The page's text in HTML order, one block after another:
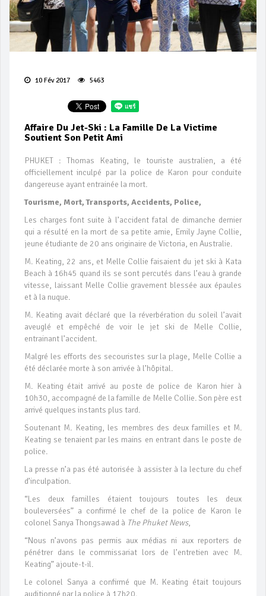
10 Fév 2017 5463
Affaire Du Jet-Ski : La Famille De La Victime
Soutient Son Petit Ami
PHUKET : Thomas Keating, le touriste australien, a été
officiellement inculpé par la police de Karon pour conduite
dangereuse ayant entrainée la mort.
Tourisme, Mort, Transports, Accidents, Police,
Les charges font suite à l’accident fatal de dimanche dernier
qui a résulté en la mort de sa petite amie, Emily Jayne Collie,
jeune étudiante de 20 ans originaire de Victoria, en Australie.
M. Keating, 22 ans, et Melle Collie faisaient du jet ski à Kata
Beach à 16h45 quand ils se sont percutés dans l’eau à grande
vitesse, laissant Melle Collie gravement blessée aux épaules
et à la nuque.
M. Keating avait déclaré que la réverbération du soleil l’avait
aveuglé et empêché de voir le jet ski de Melle Collie,
entrainant l’accident.
Malgré les efforts des secouristes sur la plage, Melle Collie a
été déclarée morte à son arrivée à l’hôpital.
M. Keating était arrivé au poste de police de Karon hier à
10h30, accompagné de la famille de Melle Collie. Son père est
arrivé quelques instants plus tard.
Soutenant M. Keating, les membres des deux familles et M.
Keating se tenaient par les mains en entrant dans le poste de
police.
La presse n’a pas été autorisée à assister à la lecture du chef
d’inculpation.
“Les deux familles étaient toujours toutes les deux
bouleversées” a confirmé le chef de la police de Karon le
colonel Sanya Thongsawad à The Phuket News,
“Nous n’avons pas permis aux médias ni aux reporters de
pénétrer dans le commissariat lors de l’entretien avec M.
Keating” ajoute-t-il.
Le colonel Sanya a confirmé que M. Keating était toujours
auditionné par la police à 17h20.